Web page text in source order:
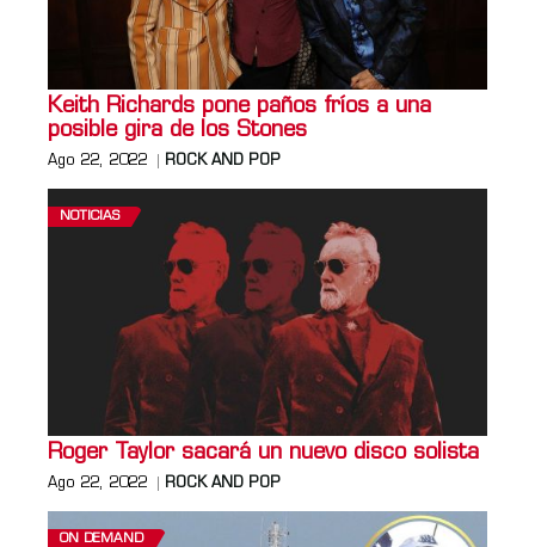
Keith Richards pone paños fríos a una
posible gira de los Stones
Ago 22, 2022 ROCK AND POP
NOTICIAS
Roger Taylor sacará un nuevo disco solista
Ago 22, 2022 ROCK AND POP
ON DEMAND